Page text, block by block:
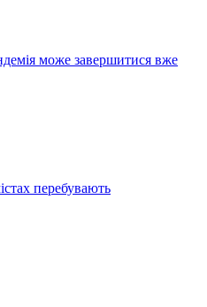
може завершитися вже
перебувають